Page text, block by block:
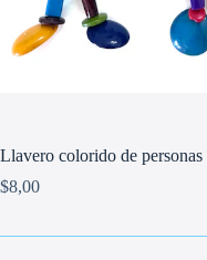
Llavero colorido de personas
$8,00